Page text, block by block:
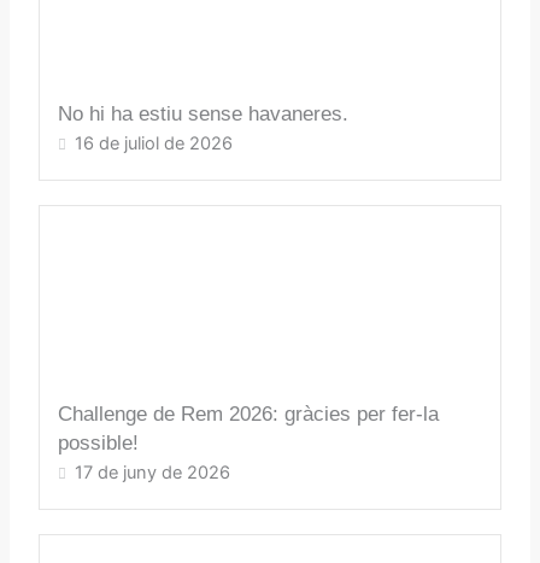
No hi ha estiu sense havaneres.
16 de juliol de 2026
Challenge de Rem 2026: gràcies per fer-la
possible!
17 de juny de 2026